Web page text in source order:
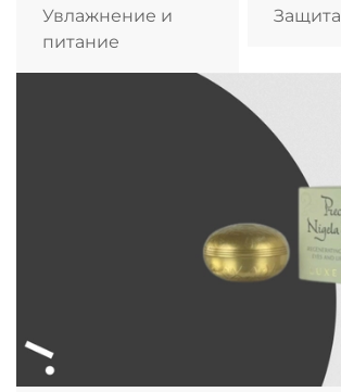
Увлажнение и
питание
Защита